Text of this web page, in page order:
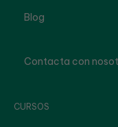
Blog
Contacta con
CURSOS